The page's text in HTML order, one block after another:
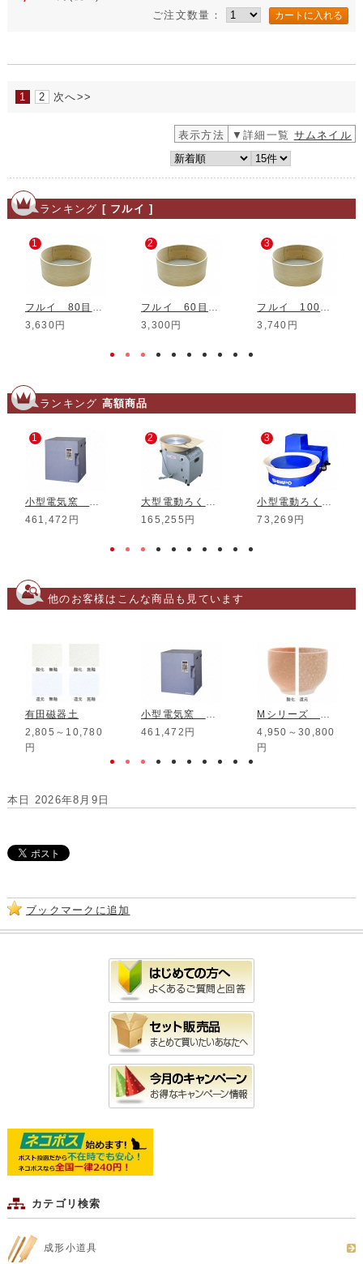
ご注文数量：
1 2 次へ>>
表示方法 ▼詳細一覧 サムネイル
ランキング [ フルイ ]
1
フルイ 80目 ステンレス網φ200mm
3,630円
2
フルイ 60目 ステンレス網φ200mm
3,300円
3
フルイ 100目 ステンレス網φ200mm
3,740円
ランキング 高額商品
1
小型電気窯 DMT-01
461,472円
2
大型電動ろくろ RK-3D
165,255円
3
小型電動ろくろ RK-5T
73,269円
他のお客様はこんな商品も見ています
有田磁器土
2,805～10,780
円
小型電気窯 DMT-01
461,472円
Mシリーズ 桜御深井釉
4,950～30,800
円
本日 2026年8月9日
ブックマークに追加
カテゴリ検索
成形小道具